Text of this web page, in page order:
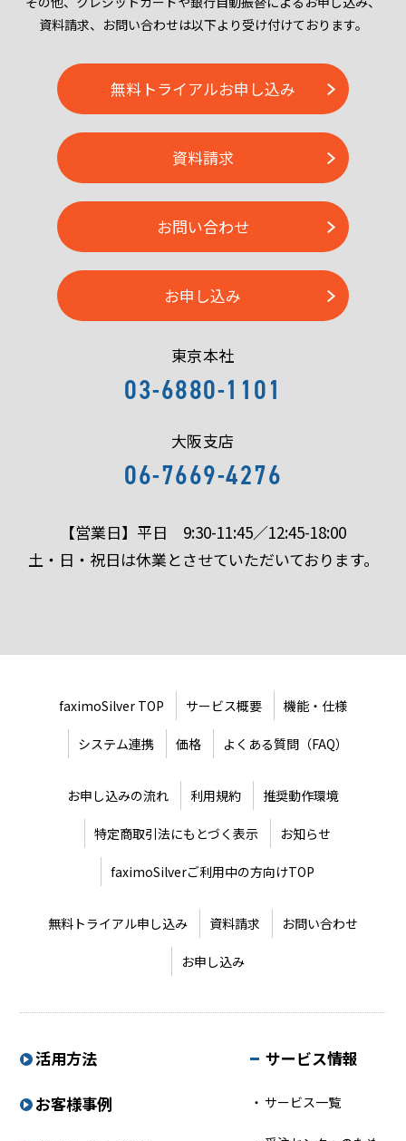
資料請求、お問い合わせは以下より受け付けております。
無料トライアルお申し込み
資料請求
お問い合わせ
お申し込み
東京本社
03-6880-1101
大阪支店
06-7669-4276
【営業日】平日 9:30-11:45／12:45-18:00
土・日・祝日は休業とさせていただいております。
faximoSilver TOP サービス概要 機能・仕様
システム連携 価格 よくある質問（FAQ）
お申し込みの流れ 利用規約 推奨動作環境
特定商取引法にもとづく表示 お知らせ
faximoSilverご利用中の方向けTOP
無料トライアル申し込み 資料請求 お問い合わせ
お申し込み
活用方法
お客様事例
サービス情報
サービス一覧